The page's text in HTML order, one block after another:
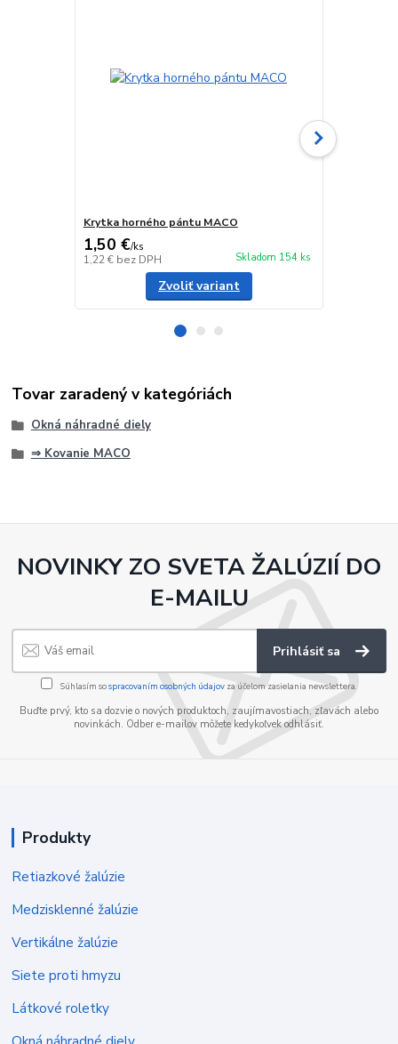
Krytka horného pántu MACO
1,50 €/ks
1,22 € bez DPH Skladom 154 ks
Zvoliť variant
Tovar zaradený v kategóriách
Okná náhradné diely
⇒ Kovanie MACO
NOVINKY ZO SVETA ŽALÚZIÍ DO
E-MAILU
Prihlásiť sa
Súhlasím sospracovaním osobných údajov za účelom zasielania newslettera.
Buďte prvý, kto sa dozvie o nových produktoch, zaujímavostiach, zľavách alebo
novinkách. Odber e-mailov môžete kedykoľvek odhlásiť.
Produkty
Retiazkové žalúzie
Medzisklenné žalúzie
Vertikálne žalúzie
Siete proti hmyzu
Látkové roletky